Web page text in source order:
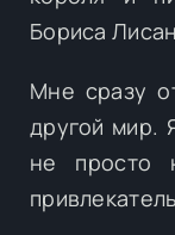
Бориса
Мне сразу
другой мир.
не просто